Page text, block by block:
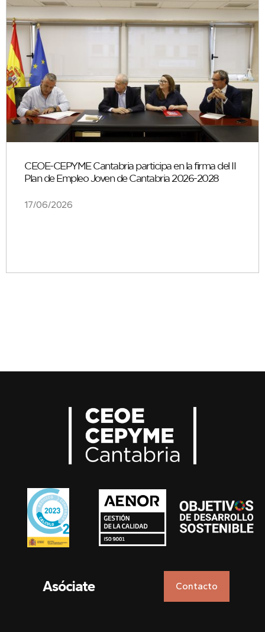
CEOE-CEPYME Cantabria participa en la firma del II
Plan de Empleo Joven de Cantabria 2026-2028
17/06/2026
Asóciate Contacto